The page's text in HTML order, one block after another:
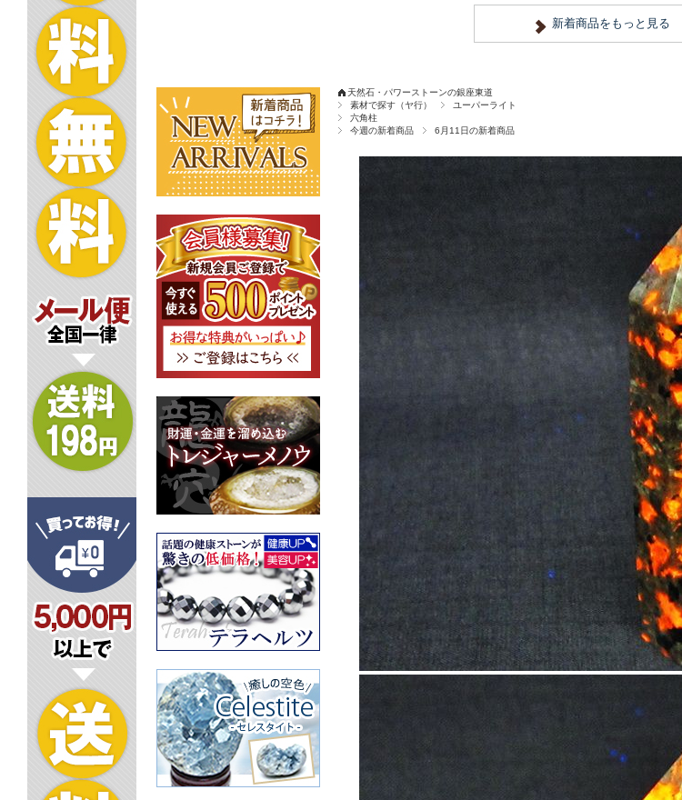
天然石・パワーストーンの銀座東道
素材で探す（ヤ行）
ユーパーライト
六角柱
今週の新着商品
6月11日の新着商品